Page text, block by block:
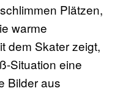
Plätzen,
warme
dem Skater zeigt,
Situation eine
Bilder aus